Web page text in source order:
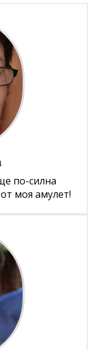
по-силна
моя амулет!